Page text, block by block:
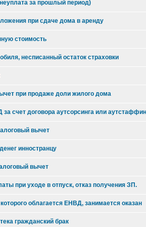
за прошлый период)
при сдаче дома в аренду
стоимость
несписанный остаток страховки
при продаже доли жилого дома
счет договора аутсорсинга или аутстаффин
вычет
инностранцу
вычет
при уходе в отпуск, отказ получения ЗП.
облагается ЕНВД, занимается оказан
гражданский брак